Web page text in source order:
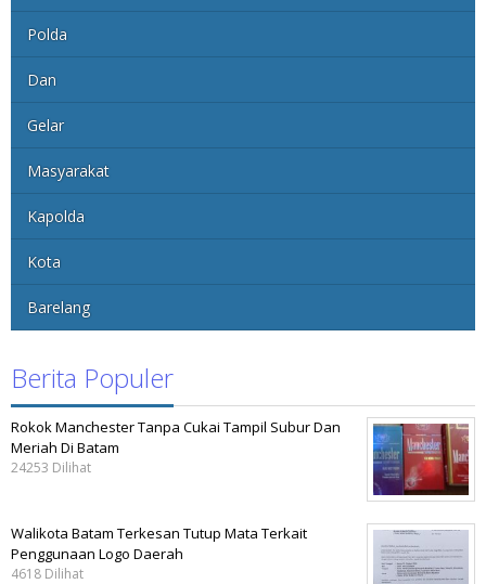
Polda
Dan
Gelar
Masyarakat
Kapolda
Kota
Barelang
Berita Populer
Rokok Manchester Tanpa Cukai Tampil Subur Dan
Meriah Di Batam
24253 Dilihat
Walikota Batam Terkesan Tutup Mata Terkait
Penggunaan Logo Daerah
4618 Dilihat